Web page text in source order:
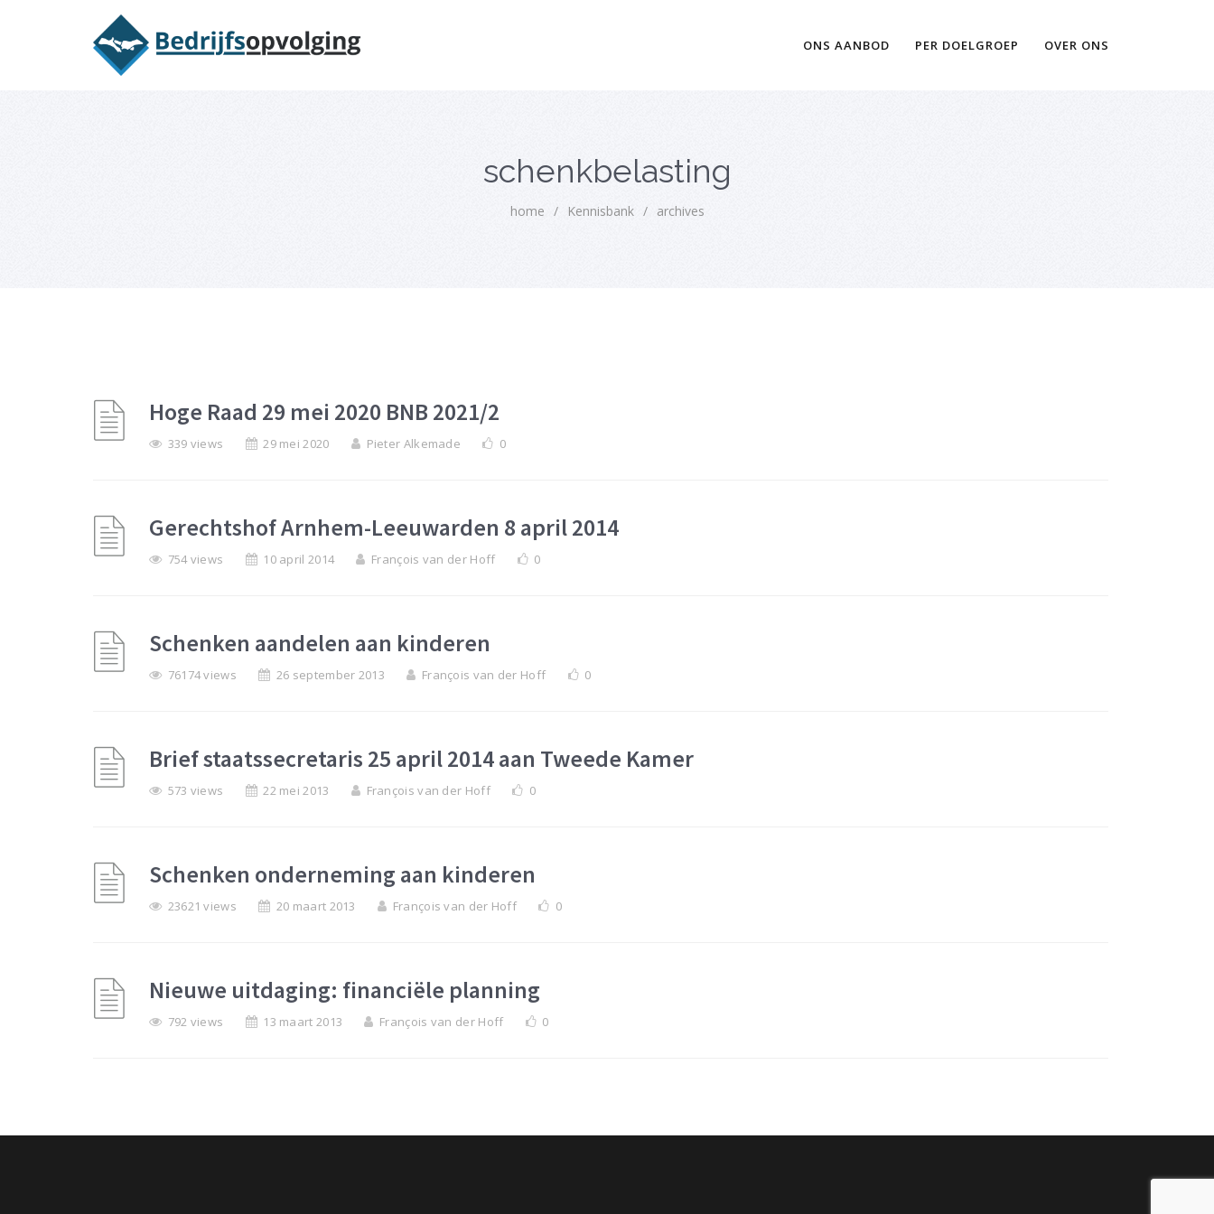
ONS AANBOD PER DOELGROEP OVER ONS
schenkbelasting
home / Kennisbank / archives
Hoge Raad 29 mei 2020 BNB 2021/2
339 views 29 mei 2020 Pieter Alkemade 0
Gerechtshof Arnhem-Leeuwarden 8 april 2014
754 views 10 april 2014 François van der Hoff 0
Schenken aandelen aan kinderen
76174 views 26 september 2013 François van der Hoff 0
Brief staatssecretaris 25 april 2014 aan Tweede Kamer
573 views 22 mei 2013 François van der Hoff 0
Schenken onderneming aan kinderen
23621 views 20 maart 2013 François van der Hoff 0
Nieuwe uitdaging: financiële planning
792 views 13 maart 2013 François van der Hoff 0
Oriëntatiememo bedrijfsopvolging voor fiscaal juridisch advies